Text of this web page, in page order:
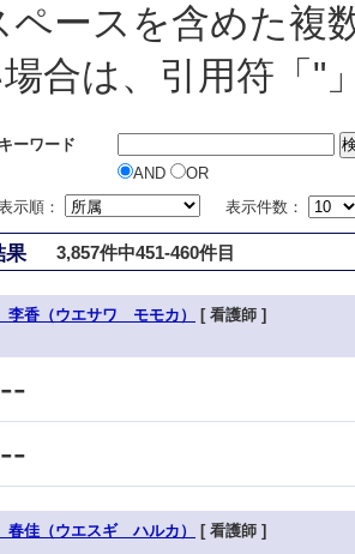
ースを含めた複
合は、引用符「"
キーワード
AND
OR
示順：
表示件数：
果 3,857件中451-460件目
香（ウエサワ モモカ） [ 看護師 ]
佳（ウエスギ ハルカ） [ 看護師 ]